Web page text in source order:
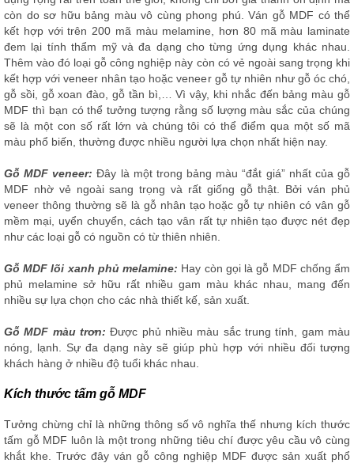
còn do sơ hữu bảng màu vô cùng phong phú. Ván gỗ MDF có thể
kết hợp với trên 200 mã màu melamine, hơn 80 mã màu laminate
đem lại tính thẩm mỹ và đa dạng cho từng ứng dụng khác nhau.
Thêm vào đó loại gỗ công nghiệp này còn có vẻ ngoài sang trọng khi
kết hợp với veneer nhân tạo hoặc veneer gỗ tự nhiên như gỗ óc chó,
gỗ sồi, gỗ xoan đào, gỗ tần bì,… Vì vậy, khi nhắc đến bảng màu gỗ
MDF thì bạn có thể tưởng tượng rằng số lượng màu sắc của chúng
sẽ là một con số rất lớn và chúng tôi có thể điểm qua một số mã
màu phổ biến, thường được nhiều người lựa chọn nhất hiện nay.
Gỗ MDF veneer: Đây là một trong bảng màu “đắt giá” nhất của gỗ
MDF nhờ vẻ ngoài sang trọng và rất giống gỗ thật. Bởi ván phủ
veneer thông thường sẽ là gỗ nhân tạo hoặc gỗ tự nhiên có vân gỗ
mềm mại, uyển chuyển, cách tạo vân rất tự nhiên tạo được nét đẹp
như các loại gỗ có nguồn có từ thiên nhiên.
Gỗ MDF lõi xanh phủ melamine: Hay còn gọi là gỗ MDF chống ẩm
phủ melamine sở hữu rất nhiều gam màu khác nhau, mang đến
nhiều sự lựa chọn cho các nhà thiết kế, sản xuất.
Gỗ MDF màu trơn: Được phủ nhiều màu sắc trung tính, gam màu
nóng, lạnh. Sự đa dạng này sẽ giúp phù hợp với nhiều đối tượng
khách hàng ở nhiều độ tuổi khác nhau.
Kích thước tấm gỗ MDF
Tưởng chừng chỉ là những thông số vô nghĩa thế nhưng kích thước
tấm gỗ MDF luôn là một trong những tiêu chí được yêu cầu vô cùng
khắt khe. Trước đây ván gỗ công nghiệp MDF được sản xuất phổ